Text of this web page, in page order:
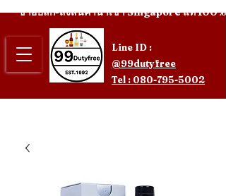
Line ID :
@99dutyfree
Tel : 080-795-5002
ขายปลีก-ส่งสินค้านำเข้า Singapore แท้ 100%